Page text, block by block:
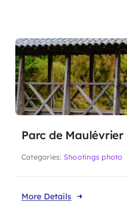
Parc de Maulévrier
Categories: Shootings photo
More Details